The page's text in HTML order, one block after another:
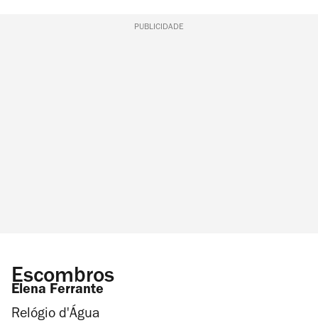
PUBLICIDADE
Escombros
Elena Ferrante
Relógio d'Água